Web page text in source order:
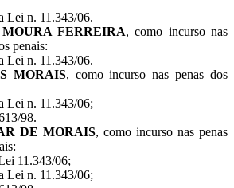
Lei n. 11.343/06.
FERREIRA, como incurso nas
penais:
Lei n. 11.343/06.
MORAIS, como incurso nas penas dos
Lei n. 11.343/06;
98.
DE MORAIS, como incurso nas penas
11.343/06;
Lei n. 11.343/06;